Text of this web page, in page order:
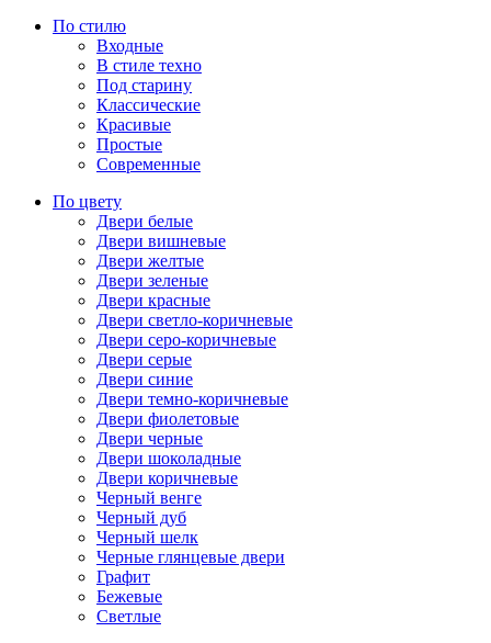
По стилю
Входные
В стиле техно
Под старину
Классические
Красивые
Простые
Современные
По цвету
Двери белые
Двери вишневые
Двери желтые
Двери зеленые
Двери красные
Двери светло-коричневые
Двери серо-коричневые
Двери серые
Двери синие
Двери темно-коричневые
Двери фиолетовые
Двери черные
Двери шоколадные
Двери коричневые
Черный венге
Черный дуб
Черный шелк
Черные глянцевые двери
Графит
Бежевые
Светлые